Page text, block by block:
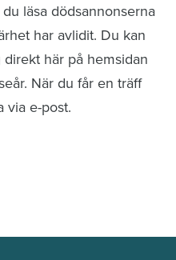
läsa dödsannonserna
har avlidit. Du kan
här på hemsidan
När du får en träff
via e-post.